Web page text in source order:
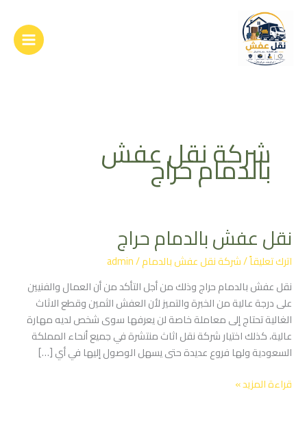
المحتوى
شركة نقل عفش
بالدمام حراج
نقل عفش بالدمام حراج
اترك تعليقاً/شركة نقل عفش بالدمام/
admin
نقل عفش بالدمام حراج وذلك من أجل التأكد من أن العمال والفنيين
على درجة عالية من الخبرة والتميز لأن العفش الثمين وقطع الاثاث
الغالية تحتاج إلى معاملة خاصة لن يعرفها سوى شخص لديه مهارة
عالية، كذلك اختيار شركة نقل اثاث منتشرة في جميع أنحاء المملكة
السعودية ولها فروع عديدة حتى يسهل الوصول إليها في أي […]
نقل
عفش
بالدمام
حراج
قراءة المزيد »